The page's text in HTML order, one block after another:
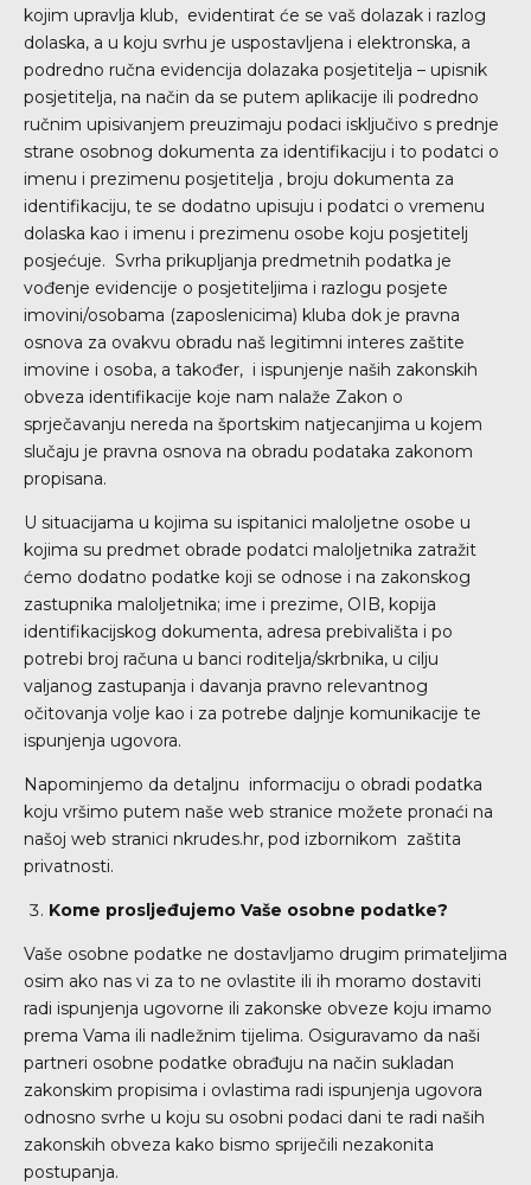
kojim upravlja klub, evidentirat će se vaš dolazak i razlog
dolaska, a u koju svrhu je uspostavljena i elektronska, a
podredno ručna evidencija dolazaka posjetitelja – upisnik
posjetitelja, na način da se putem aplikacije ili podredno
ručnim upisivanjem preuzimaju podaci isključivo s prednje
strane osobnog dokumenta za identifikaciju i to podatci o
imenu i prezimenu posjetitelja , broju dokumenta za
identifikaciju, te se dodatno upisuju i podatci o vremenu
dolaska kao i imenu i prezimenu osobe koju posjetitelj
posjećuje. Svrha prikupljanja predmetnih podatka je
vođenje evidencije o posjetiteljima i razlogu posjete
imovini/osobama (zaposlenicima) kluba dok je pravna
osnova za ovakvu obradu naš legitimni interes zaštite
imovine i osoba, a također, i ispunjenje naših zakonskih
obveza identifikacije koje nam nalaže Zakon o
sprječavanju nereda na športskim natjecanjima u kojem
slučaju je pravna osnova na obradu podataka zakonom
propisana.
U situacijama u kojima su ispitanici maloljetne osobe u
kojima su predmet obrade podatci maloljetnika zatražit
ćemo dodatno podatke koji se odnose i na zakonskog
zastupnika maloljetnika; ime i prezime, OIB, kopija
identifikacijskog dokumenta, adresa prebivališta i po
potrebi broj računa u banci roditelja/skrbnika, u cilju
valjanog zastupanja i davanja pravno relevantnog
očitovanja volje kao i za potrebe daljnje komunikacije te
ispunjenja ugovora.
Napominjemo da detaljnu informaciju o obradi podatka
koju vršimo putem naše web stranice možete pronaći na
našoj web stranici nkrudes.hr, pod izbornikom zaštita
privatnosti.
Kome prosljeđujemo Vaše osobne podatke?
Vaše osobne podatke ne dostavljamo drugim primateljima
osim ako nas vi za to ne ovlastite ili ih moramo dostaviti
radi ispunjenja ugovorne ili zakonske obveze koju imamo
prema Vama ili nadležnim tijelima. Osiguravamo da naši
partneri osobne podatke obrađuju na način sukladan
zakonskim propisima i ovlastima radi ispunjenja ugovora
odnosno svrhe u koju su osobni podaci dani te radi naših
zakonskih obveza kako bismo spriječili nezakonita
postupanja.